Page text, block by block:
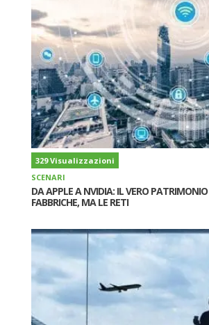
329 Visualizzazioni
SCENARI
DA APPLE A NVIDIA: IL VERO
FABBRICHE, MA LE RETI